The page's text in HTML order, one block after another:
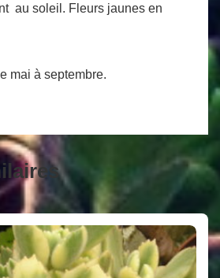
au soleil. Fleurs jaunes en
mai à septembre.